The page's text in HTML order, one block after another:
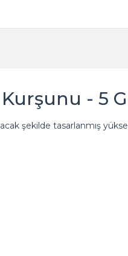
- 5
şekilde tasarlanmış